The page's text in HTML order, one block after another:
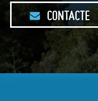
CONTACTE